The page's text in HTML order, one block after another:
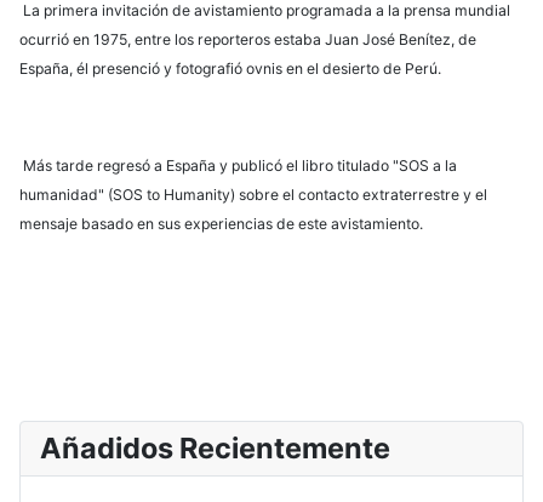
La primera invitación de avistamiento programada a la prensa mundial
ocurrió en 1975, entre los reporteros estaba Juan José Benítez, de
España, él presenció y fotografió ovnis en el desierto de Perú.
Más tarde regresó a España y publicó el libro titulado "SOS a la
humanidad" (SOS to Humanity) sobre el contacto extraterrestre y el
mensaje basado en sus experiencias de este avistamiento.
Añadidos Recientemente